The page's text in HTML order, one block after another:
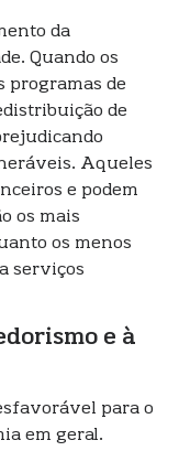
da
Quando os
programas de
de
Aqueles
e podem
os mais
os menos
serviços
e à
para o
em geral.